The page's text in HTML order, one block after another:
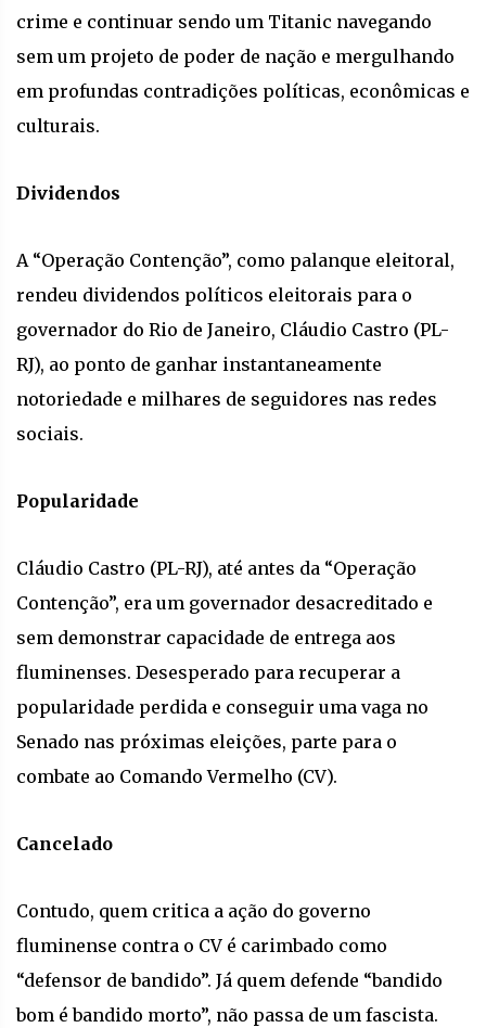
crime e continuar sendo um Titanic navegando
sem um projeto de poder de nação e mergulhando
em profundas contradições políticas, econômicas e
culturais.
Dividendos
A “Operação Contenção”, como palanque eleitoral,
rendeu dividendos políticos eleitorais para o
governador do Rio de Janeiro, Cláudio Castro (PL-
RJ), ao ponto de ganhar instantaneamente
notoriedade e milhares de seguidores nas redes
sociais.
Popularidade
Cláudio Castro (PL-RJ), até antes da “Operação
Contenção”, era um governador desacreditado e
sem demonstrar capacidade de entrega aos
fluminenses. Desesperado para recuperar a
popularidade perdida e conseguir uma vaga no
Senado nas próximas eleições, parte para o
combate ao Comando Vermelho (CV).
Cancelado
Contudo, quem critica a ação do governo
fluminense contra o CV é carimbado como
“defensor de bandido”. Já quem defende “bandido
bom é bandido morto”, não passa de um fascista.